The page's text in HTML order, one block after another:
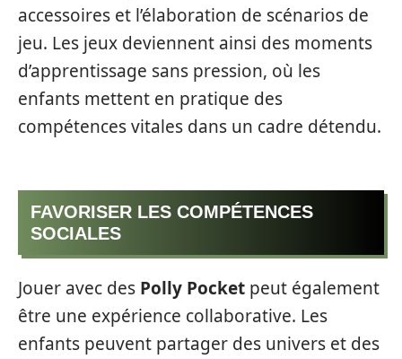
accessoires et l’élaboration de scénarios de
jeu. Les jeux deviennent ainsi des moments
d’apprentissage sans pression, où les
enfants mettent en pratique des
compétences vitales dans un cadre détendu.
FAVORISER LES COMPÉTENCES
SOCIALES
Jouer avec des Polly Pocket peut également
être une expérience collaborative. Les
enfants peuvent partager des univers et des